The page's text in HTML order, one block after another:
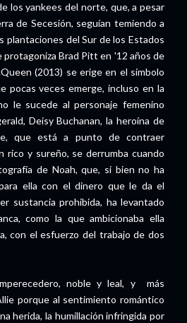
los yankees del norte, que, a pesar
de Secesión, seguían temiendo a
plantaciones del Sur de los Estados
protagoniza Brad Pitt en '12 años de
(2013) se erige en el símbolo
pocas veces emerge, incluso en la
le sucede al personaje femenino
Deisy Buchanan, la heroína de
que está a punto de contraer
rico y sureño, se derrumba cuando
de Noah, que, si bien no ha
ella con el dinero que le da el
sustancia prohibida, ha levantado
como la que ambicionaba ella
con el esfuerzo del trabajo de dos
noble y leal, y más
porque al sentimiento romántico
herida, la humillación infringida por